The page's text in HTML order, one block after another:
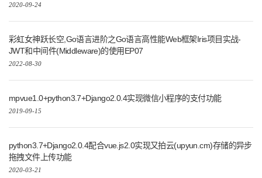
2020-09-24
彩虹女神跃长空,Go语言进阶之Go语言高性能Web框架Iris项目实战-
JWT和中间件(Middleware)的使用EP07
2022-08-30
mpvue1.0+python3.7+Django2.0.4实现微信小程序的支付功能
2019-09-15
python3.7+Django2.0.4配合vue.js2.0实现又拍云(upyun.cm)存储的异步
拖拽文件上传功能
2020-03-21